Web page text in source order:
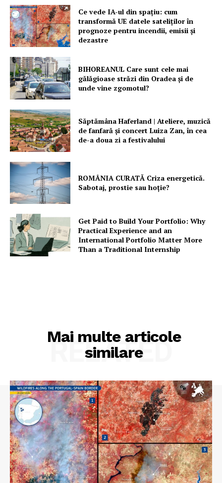
Ce vede IA-ul din spațiu: cum
transformă UE datele sateliților în
prognoze pentru incendii, emisii și
dezastre
BIHOREANUL Care sunt cele mai
gălăgioase străzi din Oradea și de
unde vine zgomotul?
Săptămâna Haferland | Ateliere, muzică
de fanfară şi concert Luiza Zan, în cea
de-a doua zi a festivalului
ROMÂNIA CURATĂ Criza energetică.
Sabotaj, prostie sau hoție?
Get Paid to Build Your Portfolio: Why
Practical Experience and an
International Portfolio Matter More
Than a Traditional Internship
Mai multe articole
similare
RELATED